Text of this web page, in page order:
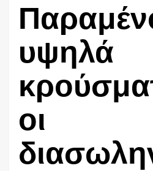
υψηλά
οι